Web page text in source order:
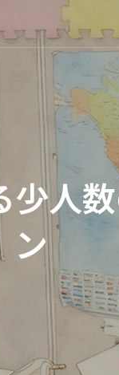
ラス開催中！！
レッ